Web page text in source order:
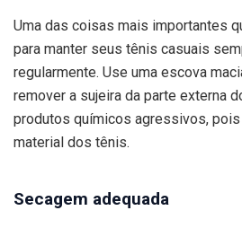
Uma das coisas mais importantes
para manter seus tênis casuais
regularmente. Use uma escova
remover a sujeira da parte externa
produtos químicos agressivos,
material dos tênis.
Secagem adequada